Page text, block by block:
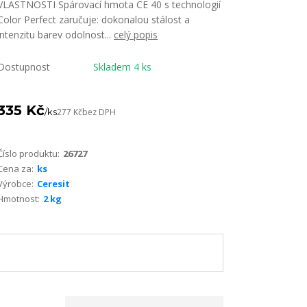
Spárovací hmota CE 40 s technologií
Perfect zaručuje: dokonalou stálost a
barev odolnost... celý popis
Skladem 4 ks
Kč/ks277 Kčbez DPH
produktu: 26727
za: ks
Ceresit
2 kg